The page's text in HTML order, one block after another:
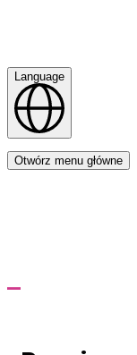
Language
Otwórz menu główne